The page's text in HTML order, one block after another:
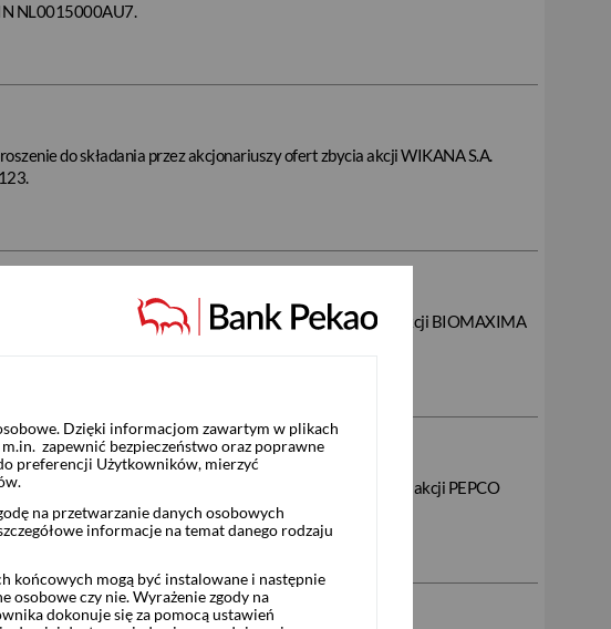
NL0015000AU7.
do składania przez akcjonariuszy ofert zbycia akcji WIKANA S.A.
do składania przez akcjonariuszy ofert zbycia akcji BIOMAXIMA
Zaproszenie do składania przez akcjonariuszy ofert zbycia akcji PEPCO
NL0015000AU7.
Dzięki informacjom zawartym w plikach
zapewnić bezpieczeństwo oraz poprawne
preferencji Użytkowników, mierzyć
na przetwarzanie danych osobowych
informacje na temat danego rodzaju
końcowych mogą być instalowane i następnie
osobowe czy nie. Wyrażenie zgody na
dokonuje się za pomocą ustawień